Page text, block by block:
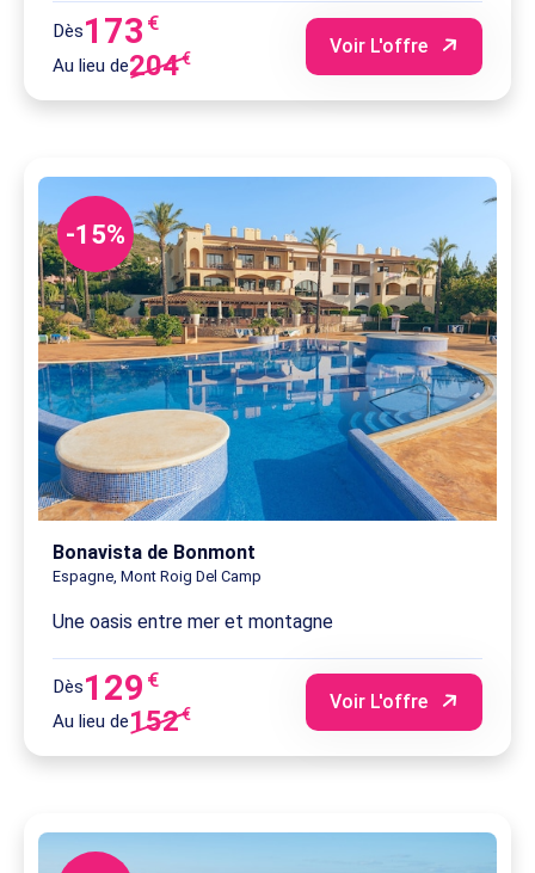
Dès173 €
Au lieu de204€
Voir L'offre
-15%
Bonavista de Bonmont
Espagne, Mont Roig Del Camp
Une oasis entre mer et montagne
Dès129 €
Au lieu de152€
Voir L'offre